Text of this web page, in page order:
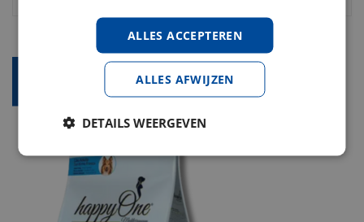
ALLES ACCEPTEREN
ALLES AFWIJZEN
DETAILS WEERGEVEN